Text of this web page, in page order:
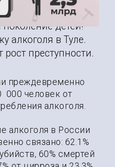
детей!
алкоголя в Туле.
преступности.
преждевременно
000 человек от
алкоголя.
алкоголя в России
связано: 62.1%
60% смертей